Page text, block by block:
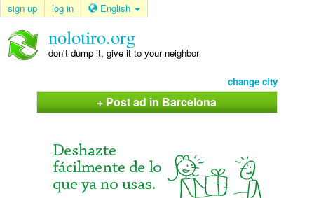
sign up log in English
nolotiro.org
don't dump it, give it to your neighbor
change city
+ Post ad in Barcelona